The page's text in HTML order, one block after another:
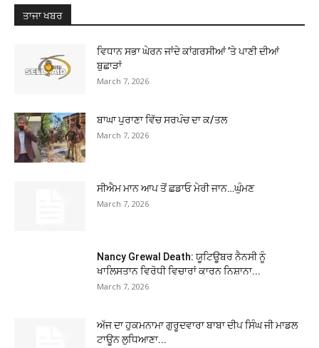
ਤਾਜਾ ਖਬਰ
ਵਿਧਾਨ ਸਭਾ ਘੇਰਨ ਜਾਂਦੇ ਕਾਂਗਰਸੀਆਂ ’ਤੇ ਪਾਣੀ ਦੀਆਂ
ਬੁਛਾੜਾਂ
March 7, 2026
ਬਾਘਾ ਪੁਰਾਣਾ ਵਿੱਚ ਸਰਪੰਚ ਦਾ ਕ/ਤਲ
March 7, 2026
ਸੀਐਮ ਮਾਨ ਆਪ ਤੋਂ ਛਡਾਓ ਮੇਰੀ ਜਾਨ…ਘੁੰਮਣ
March 7, 2026
Nancy Grewal Death: ਯੂਟਿਊਬਰ ਨੈਨਸੀ ਨੂੰ
ਖਾਲਿਸਤਾਨ ਵਿਰੋਧੀ ਵਿਚਾਰਾਂ ਕਾਰਨ ਨਿਸ਼ਾਨਾ...
March 7, 2026
ਅੱਜ ਦਾ ਹੁਕਮਨਾਮਾ ਗੁਰੂਦਵਾਰਾ ਬਾਬਾ ਦੀਪ ਸਿੰਘ ਜੀ ਮਾਡਲ
ਟਾਊਨ ਲੁਧਿਆਣਾ...